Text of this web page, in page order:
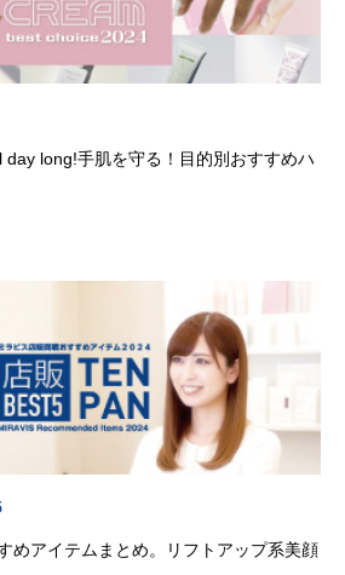
long!手肌を守る！目的別おすすめハ
めアイテムまとめ。リフトアップ系美顔